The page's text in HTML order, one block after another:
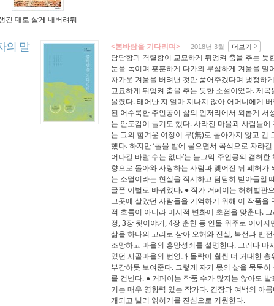
긴 대로 살게 내버려둬
의 말 <봄바람을 기다리며> - 2018년 3월 더보기
담담함과 격렬함이 교묘하게 뒤엉켜 춤을 추는 듯
눈을 녹이며 훈훈하게 다가와 무심하게 겨울을
차가운 겨울을 버텨낸 것만 품어주겠다며 냉정하
교묘하게 뒤엉켜 춤을 추는 듯한 소설이었다. 제
올렸다. 태어난 지 얼마 지나지 않아 어머니에게
된 어수룩한 주인공이 삶의 언저리에서 외롭게
는 안도감이 들기도 했다. 사라진 마을과 사람들
는 그의 힘겨운 여정이 무(無)로 돌아가지 않고
했다. 하지만 ‘돌을 밭에 묻으면서 곡식으로 자라
어나길 바랄 수는 없다’는 늘그막 주인공의 겸허
향으로 돌아와 사랑하는 사람과 맺어진 뒤 폐허
는 소멸이라는 현실을 직시하고 담담히 받아들일
글픈 이별로 바뀌었다. ● 작가 거페이는 허허벌판
그곳에 살았던 사람들을 기억하기 위해 이 작품을
적 흐름이 아니라 미시적 변화에 초점을 맞춘다.
정, 3장 뒷이야기, 4장 춘친 등 인물 위주로 이어
삶을 하나의 고리로 삼아 오해와 진실, 복선과 반
조망하고 마을의 흥망성쇠를 설명한다. 그러다
였던 시골마을의 번영과 몰락이 훨씬 더 거대한
부감하듯 보여준다. 그렇게 자기 몫의 삶을 묵묵
를 건넨다. ● 거페이는 작품 수가 많지는 않아도
키는 매우 영향력 있는 작가다. 긴장과 여백의 아
개되고 널리 읽히기를 진심으로 기원한다.